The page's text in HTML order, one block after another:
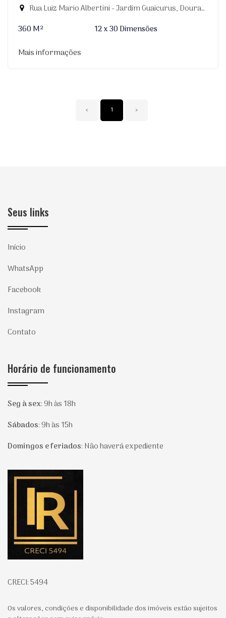
Rua Luiz Mario Albertini - Jardim Guaicurus, Dourados-MS
360 M²
12 x 30 Dimensões
Mais informações
‹ 1 ›
Seus links
Início
WhatsApp
Facebook
Instagram
Contato
Horário de funcionamento
Seg à sex:9h às 18h
Sábados:9h às 15h
Domingos e feriados: Não haverá expediente
Página inicial
CRECI: 5494
Os valores, condições e disponibilidade dos imóveis estão sujeitos